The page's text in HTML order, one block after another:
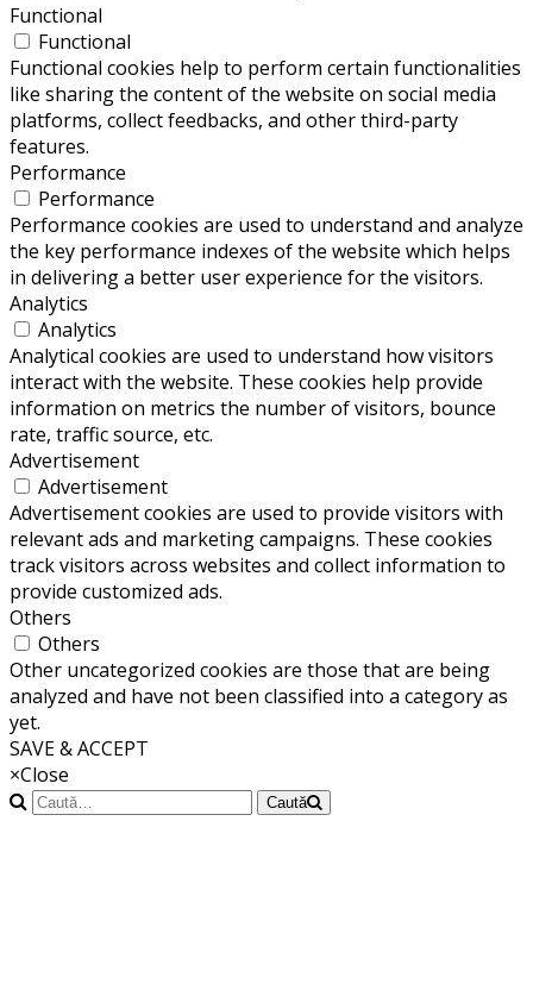
Functional
Functional
Functional cookies help to perform certain functionalities
like sharing the content of the website on social media
platforms, collect feedbacks, and other third-party
features.
Performance
Performance
Performance cookies are used to understand and analyze
the key performance indexes of the website which helps
in delivering a better user experience for the visitors.
Analytics
Analytics
Analytical cookies are used to understand how visitors
interact with the website. These cookies help provide
information on metrics the number of visitors, bounce
rate, traffic source, etc.
Advertisement
Advertisement
Advertisement cookies are used to provide visitors with
relevant ads and marketing campaigns. These cookies
track visitors across websites and collect information to
provide customized ads.
Others
Others
Other uncategorized cookies are those that are being
analyzed and have not been classified into a category as
yet.
SAVE & ACCEPT
×Close
Caută